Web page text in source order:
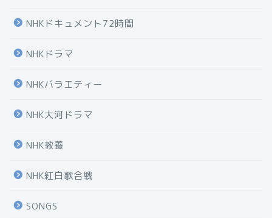
NHKドキュメント72時間
NHKドラマ
NHKバラエティー
NHK大河ドラマ
NHK教養
NHK紅白歌合戦
SONGS